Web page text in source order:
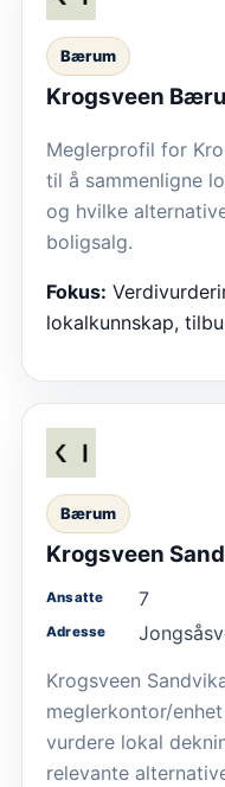
Bærum
Krogsveen
Meglerprofil for
til å sammenligne
og hvilke
boligsalg.
Fokus:
lokalkunnskap,
Bærum
Krogsveen
Ansatte 7
Adresse
Krogsveen
meglerkontor/
vurdere lokal
relevante